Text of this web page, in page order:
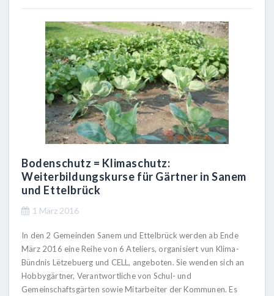
Bodenschutz = Klimaschutz:
Weiterbildungskurse für Gärtner in Sanem
und Ettelbrück
1 März 2016
In den 2 Gemeinden Sanem und Ettelbrück werden ab Ende
März 2016 eine Reihe von 6 Ateliers, organisiert vun Klima-
Bündnis Lëtzebuerg und CELL, angeboten. Sie wenden sich an
Hobbygärtner, Verantwortliche von Schul- und
Gemeinschaftsgärten sowie Mitarbeiter der Kommunen. Es